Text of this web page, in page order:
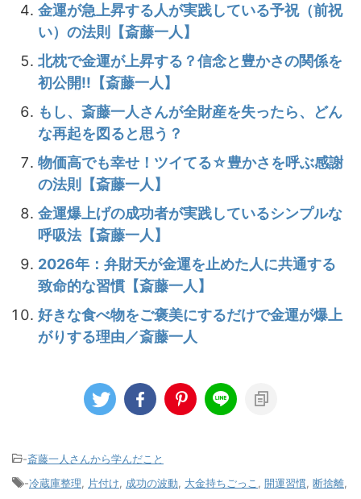
金運が急上昇する人が実践している予祝（前祝
い）の法則【斎藤一人】
北枕で金運が上昇する？信念と豊かさの関係を
初公開!!【斎藤一人】
もし、斎藤一人さんが全財産を失ったら、どん
な再起を図ると思う？
物価高でも幸せ！ツイてる☆豊かさを呼ぶ感謝
の法則【斎藤一人】
金運爆上げの成功者が実践しているシンプルな
呼吸法【斎藤一人】
2026年：弁財天が金運を止めた人に共通する
致命的な習慣【斎藤一人】
好きな食べ物をご褒美にするだけで金運が爆上
がりする理由／斎藤一人
-斎藤一人さんから学んだこと
-冷蔵庫整理 片付け 成功の波動 大金持ちごっこ 開運習慣 断捨離